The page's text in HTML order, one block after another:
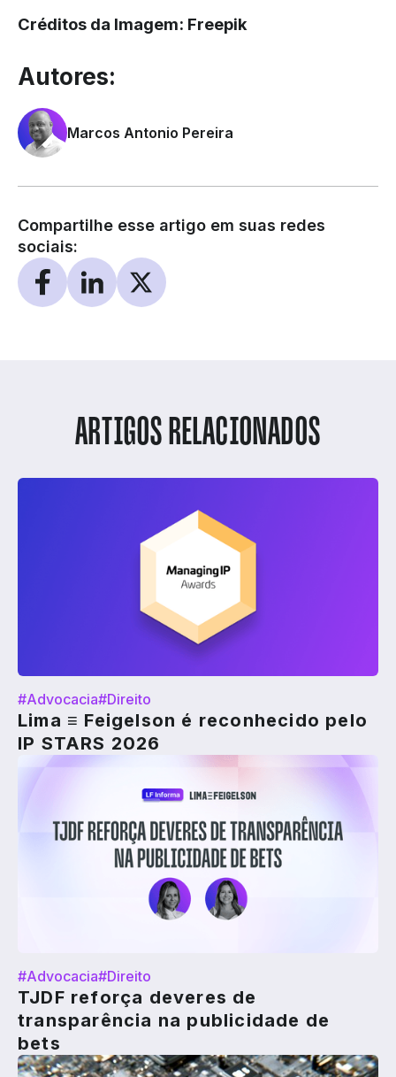
Créditos da Imagem: Freepik
Autores:
Marcos Antonio Pereira
Compartilhe esse artigo em suas redes
sociais:
ARTIGOS RELACIONADOS
#Advocacia#Direito
Lima ≡ Feigelson é reconhecido pelo
IP STARS 2026
#Advocacia#Direito
TJDF reforça deveres de
transparência na publicidade de
bets